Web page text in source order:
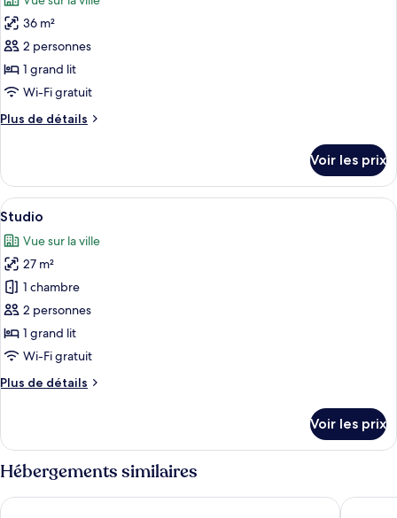
les
photos
pour
ce
type
chambre :
Standard,
vue
ville
36 m²
2 personnes
1 grand lit
Wi-Fi gratuit
Plus de détails
Plus
le
type
de
Chambre
Double
Standard,
vue
ville
Voir les prix
Afficher
toutes
les
photos
pour
ce
type
de
chambre :
Studio
Studio | Coffres-forts dans les
8
Studio
Vue sur la ville
27 m²
1 chambre
2 personnes
1 grand lit
Wi-Fi gratuit
Plus de détails
Plus
le
type
de
chambre
Studio
Voir les prix
Hébergements similaires
Sunday Chateau En Ville Pattaya The